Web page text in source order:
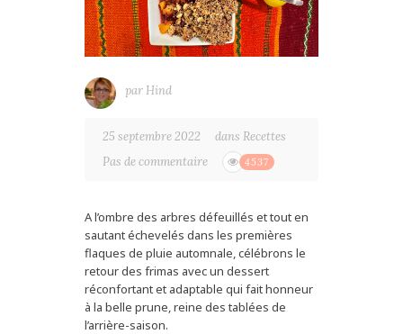
par Hind
25 septembre 2022 dans Recettes
Pas de commentaire
4537
A l’ombre des arbres défeuillés et tout en
sautant échevelés dans les premières
flaques de pluie automnale, célébrons le
retour des frimas avec un dessert
réconfortant et adaptable qui fait honneur
à la belle prune, reine des tablées de
l’arrière-saison.